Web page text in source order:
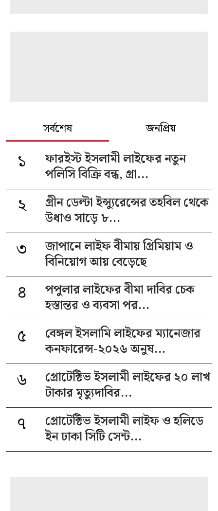
সর্বশেষ জনপ্রিয়
১
ফারইস্ট ইসলামী লাইফের নতুন
পলিসি বিক্রি বন্ধ, গ্রা...
২
গ্রীন ডেল্টা ইন্স্যুরেন্সের তহবিল থেকে
উধাও সাড়ে ৮...
৩
জাপানে লাইফ বীমায় প্রিমিয়াম ও
বিনিয়োগ আয় বেড়েছে
৪
পপুলার লাইফের বীমা দাবির চেক
হস্তান্তর ও ব্যবসা পর...
৫
বেঙ্গল ইসলামি লাইফের ম্যানেজার
কনফারেন্স-২০২৬ অনুষ...
৬
প্রোটেক্টিভ ইসলামী লাইফের ২০ লাখ
টাকার মৃত্যুদাবির...
৭
প্রোটেক্টিভ ইসলামী লাইফ ও হলিডে
ইন ঢাকা সিটি সেন্ট...